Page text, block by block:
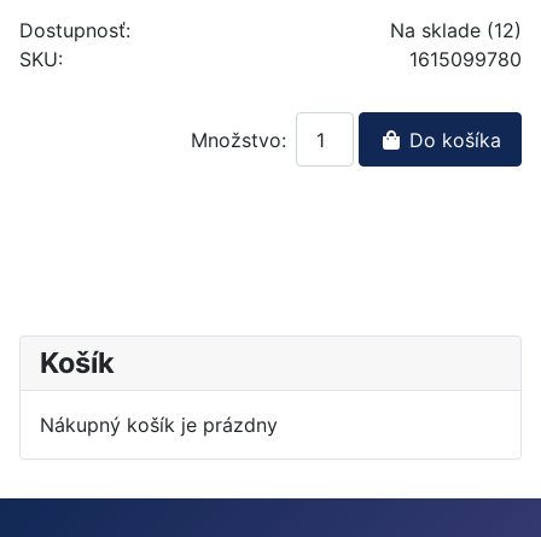
Dostupnosť:
Na sklade (12)
SKU:
1615099780
Množstvo: Do košíka
Košík
Nákupný košík je prázdny